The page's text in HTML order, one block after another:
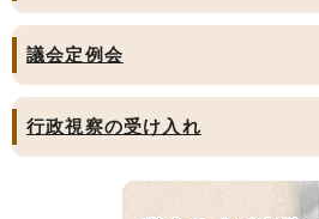
議会定例会
行政視察の受け入れ